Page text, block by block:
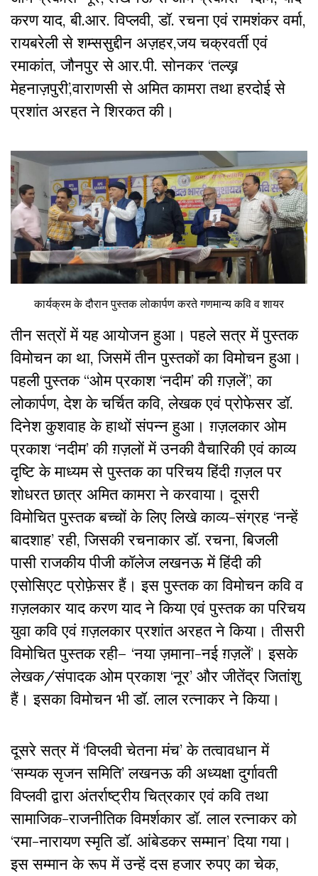
करण याद, बी.आर. विप्लवी, डॉ. रचना एवं रामशंकर वर्मा,
रायबरेली से शम्ससुद्दीन अज़हर,जय चक्रवर्ती एवं
रमाकांत, जौनपुर से आर.पी. सोनकर ‘तल्ख़़
मेहनाज़पुरी’,वाराणसी से अमित कामरा तथा हरदोई से
प्रशांत अरहत ने शिरकत की।
कार्यक्रम के दौरान पुस्तक लोकार्पण करते गणमान्य कवि व शायर
तीन सत्रों में यह आयोजन हुआ। पहले सत्र में पुस्तक
विमोचन का था, जिसमें तीन पुस्तकों का विमोचन हुआ।
पहली पुस्तक “ओम प्रकाश ‘नदीम’ की ग़ज़लें”, का
लोकार्पण, देश के चर्चित कवि, लेखक एवं प्रोफेसर डॉ.
दिनेश कुशवाह के हाथों संपन्न हुआ। ग़ज़लकार ओम
प्रकाश ‘नदीम’ की ग़ज़लों में उनकी वैचारिकी एवं काव्य
दृष्टि के माध्यम से पुस्तक का परिचय हिंदी ग़ज़ल पर
शोधरत छात्र अमित कामरा ने करवाया। दूसरी
विमोचित पुस्तक बच्चों के लिए लिखे काव्य-संग्रह ‘नन्हें
बादशाह’ रही, जिसकी रचनाकार डॉ. रचना, बिजली
पासी राजकीय पीजी कॉलेज लखनऊ में हिंदी की
एसोसिएट प्रोफ़ेसर हैं। इस पुस्तक का विमोचन कवि व
ग़ज़लकार याद करण याद ने किया एवं पुस्तक का परिचय
युवा कवि एवं ग़ज़लकार प्रशांत अरहत ने किया। तीसरी
विमोचित पुस्तक रही– ‘नया ज़माना-नई ग़ज़लें’। इसके
लेखक/संपादक ओम प्रकाश ‘नूर’ और जीतेंद्र जितांशु
हैं। इसका विमोचन भी डॉ. लाल रत्नाकर ने किया।
दूसरे सत्र में ‘विप्लवी चेतना मंच’ के तत्वावधान में
‘सम्यक सृजन समिति’ लखनऊ की अध्यक्षा दुर्गावती
विप्लवी द्वारा अंतर्राष्ट्रीय चित्रकार एवं कवि तथा
सामाजिक-राजनीतिक विमर्शकार डॉ. लाल रत्नाकर को
‘रमा-नारायण स्मृति डॉ. आंबेडकर सम्मान’ दिया गया।
इस सम्मान के रूप में उन्हें दस हजार रुपए का चेक,